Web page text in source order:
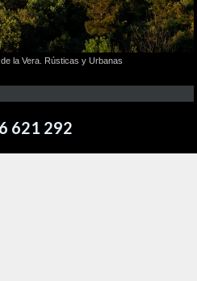
la Vera. Rústicas y Urbanas
621 292